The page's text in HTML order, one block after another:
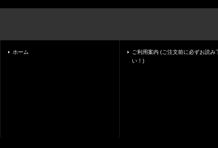
ホーム
ご利用案内 (ご注文前に必ずお読み
い！)